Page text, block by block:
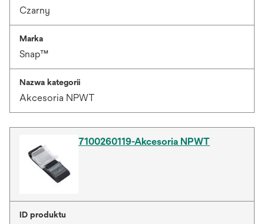
Czarny
Marka
Snap™
Nazwa kategorii
Akcesoria NPWT
7100260119-Akcesoria NPWT
ID produktu